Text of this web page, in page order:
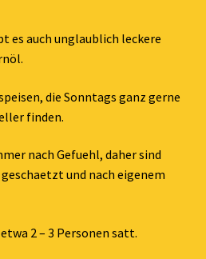
es auch unglaublich leckere
die Sonntags ganz gerne
finden.
nach Gefuehl, daher sind
und nach eigenem
2 – 3 Personen satt.